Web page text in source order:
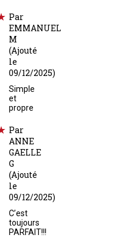
Par
EMMANUEL
M
(Ajouté
le
09/12/2025)
Simple
et
propre
Par
ANNE
GAELLE
G
(Ajouté
le
09/12/2025)
C’est
toujours
PARFAIT!!!